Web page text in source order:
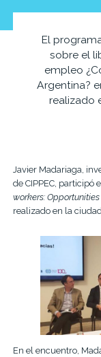
El
sobre el
empleo
Argentina?
realizado
Javier Madariaga,
de CIPPEC, participó
workers:
realizado en la
En el encuentro,